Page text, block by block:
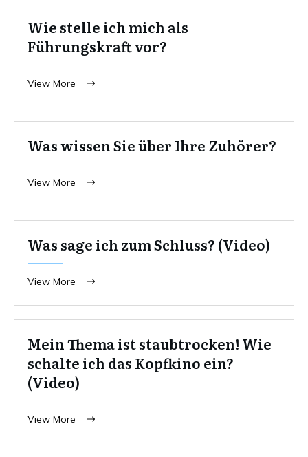
Wie stelle ich mich als
Führungskraft vor?
View More
Was wissen Sie über Ihre Zuhörer?
View More
Was sage ich zum Schluss? (Video)
View More
Mein Thema ist staubtrocken! Wie
schalte ich das Kopfkino ein?
(Video)
View More